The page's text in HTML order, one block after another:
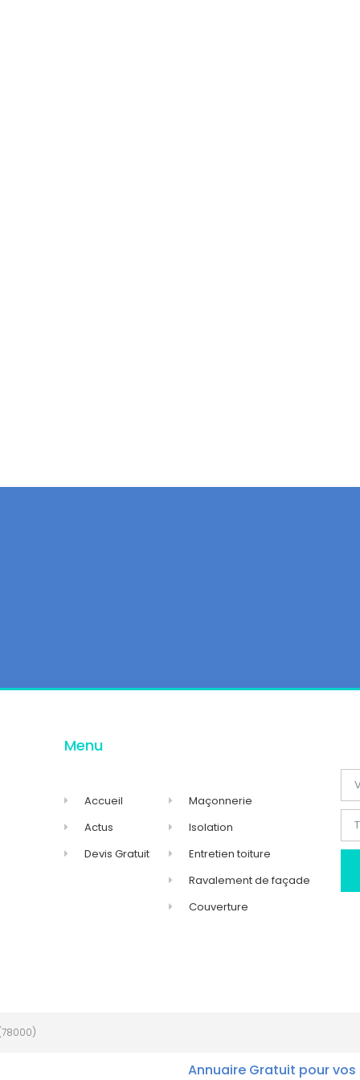
Menu
Accueil
Actus
Devis Gratuit
Maçonnerie
Isolation
Entretien toiture
Ravalement de façade
Couverture
(78000)
Annuaire Gratuit pour